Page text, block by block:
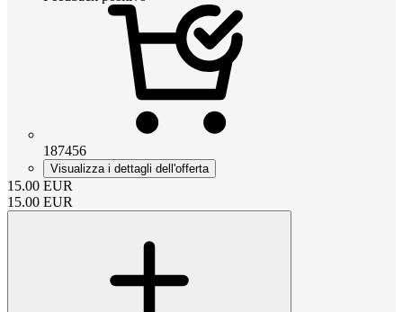
187456
Visualizza i dettagli dell'offerta
15.00 EUR
15.00 EUR